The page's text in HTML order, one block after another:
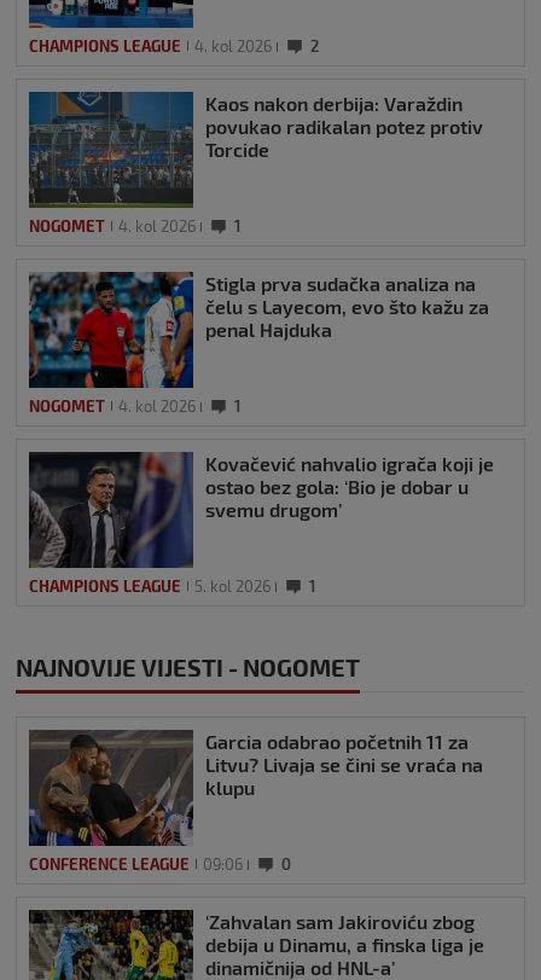
CHAMPIONS LEAGUE 4. kol 2026 2
Kaos nakon derbija: Varaždin
povukao radikalan potez protiv
Torcide
NOGOMET 4. kol 2026 1
Stigla prva sudačka analiza na
čelu s Layecom, evo što kažu za
penal Hajduka
NOGOMET 4. kol 2026 1
Kovačević nahvalio igrača koji je
ostao bez gola: ‘Bio je dobar u
svemu drugom’
CHAMPIONS LEAGUE 5. kol 2026 1
NAJNOVIJE VIJESTI - NOGOMET
Garcia odabrao početnih 11 za
Litvu? Livaja se čini se vraća na
klupu
CONFERENCE LEAGUE 09:06 0
‘Zahvalan sam Jakiroviću zbog
debija u Dinamu, a finska liga je
dinamičnija od HNL-a’